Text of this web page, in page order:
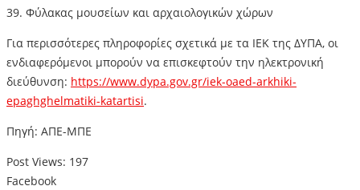
39. Φύλακας μουσείων και αρχαιολογικών χώρων
Για περισσότερες πληροφορίες σχετικά με τα ΙΕΚ της ΔΥΠΑ, οι
ενδιαφερόμενοι μπορούν να επισκεφτούν την ηλεκτρονική
διεύθυνση: https://www.dypa.gov.gr/iek-oaed-arkhiki-
epaghghelmatiki-katartisi.
Πηγή: ΑΠΕ-ΜΠΕ
Post Views: 197
Facebook